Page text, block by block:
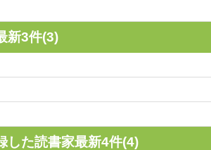
新3件(3)
した読書家最新4件(4)